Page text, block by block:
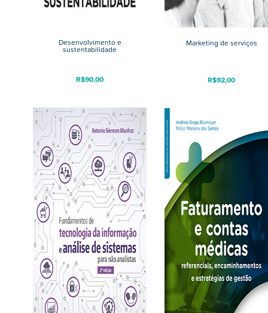
Desenvolvimento e
sustentabilidade
R$90,00
Marketing de serviços
R$92,00